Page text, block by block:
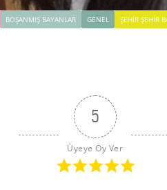
BOŞANMIŞ BAYANLAR GENEL ŞEHIR ŞEHIR
5
Üyeye Oy Ver